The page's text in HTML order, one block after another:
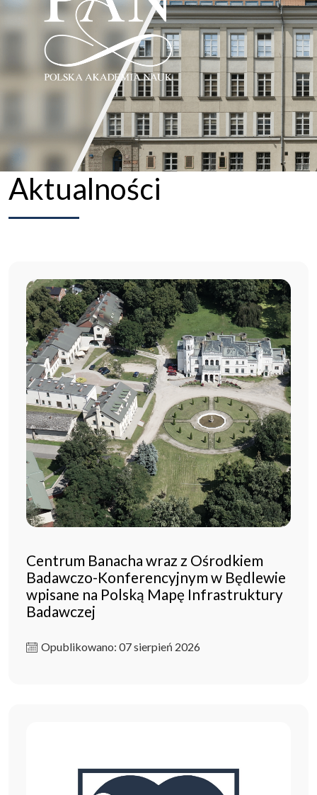
Aktualności
Centrum Banacha wraz z Ośrodkiem
Badawczo-Konferencyjnym w Będlewie
wpisane na Polską Mapę Infrastruktury
Badawczej
Opublikowano: 07 sierpień 2026